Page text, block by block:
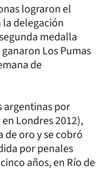
lograron el
delegación
medalla
Los Pumas
de
argentinas por
Londres 2012),
oro y se cobró
por penales
años, en Río de